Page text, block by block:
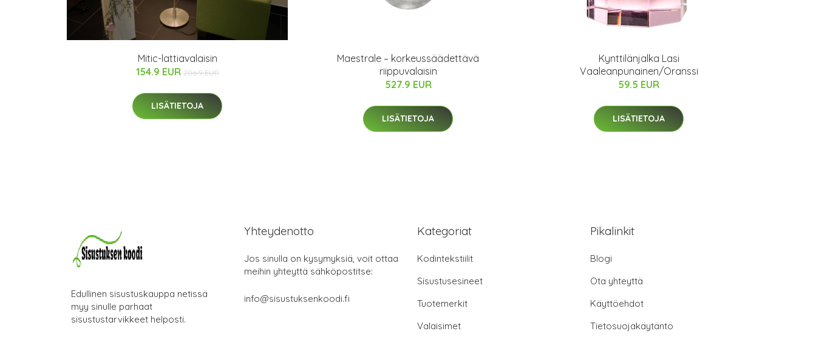
Mitic-lattiavalaisin
154.9 EUR 206.9 EUR
LISÄTIETOJA
Maestrale – korkeussäädettävä
riippuvalaisin
527.9 EUR
LISÄTIETOJA
Kynttilänjalka Lasi
Vaaleanpunainen/Oranssi
59.5 EUR
LISÄTIETOJA
Edullinen sisustuskauppa netissä
myy sinulle parhaat
sisustustarvikkeet helposti.
Yhteydenotto
Jos sinulla on kysymyksiä, voit ottaa
meihin yhteyttä sähköpostitse:
info@sisustuksenkoodi.fi
Kategoriat
Kodintekstiilit
Sisustusesineet
Tuotemerkit
Valaisimet
Pikalinkit
Blogi
Ota yhteyttä
Käyttöehdot
Tietosuojakäytäntö